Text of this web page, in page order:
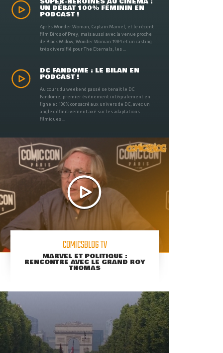
UN DÉBAT 100% FÉMININ EN
PODCAST !
Après Wonder Woman, Captain Marvel, et le récent
film Birds of Prey, mais aussi avec la venue proche
de Black Widow, Wonder Woman 1984 et un casting
très diversifié pour The Eternals, les ...
DC FANDOME : LE BILAN EN
PODCAST !
Au cours du weekend passé se tenait le DC
Fandome, premier évènement intégralement en
ligne et 100% consacré aux univers de DC, avec un
angle définitivement axé sur les adaptations
filmiques ...
COMICSBLOG TV
MARVEL ET POLITIQUE :
RENCONTRE AVEC LE GRAND ROY
THOMAS